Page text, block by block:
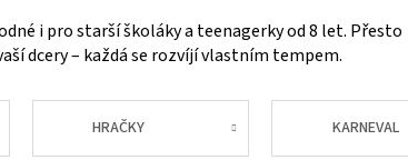
i pro starší školáky a teenagerky od 8 let. Přesto
dcery – každá se rozvíjí vlastním tempem.
HRAČKY KARNEVAL